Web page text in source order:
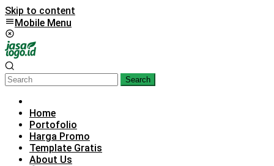
Skip to content
Mobile Menu
Search
Home
Portofolio
Harga Promo
Template Gratis
About Us